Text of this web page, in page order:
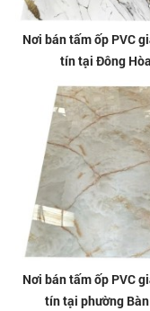
Nơi bán tấm ốp PVC
tín tại Đông Hòa
Nơi bán tấm ốp PVC
tín tại phường